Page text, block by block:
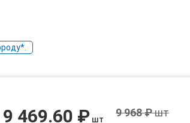
9 469.60 ₽ шт
9 968 ₽шт